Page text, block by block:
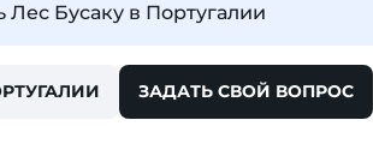
Лес Бусаку в Португалии
ЗАДАТЬ СВОЙ ВОПРОС